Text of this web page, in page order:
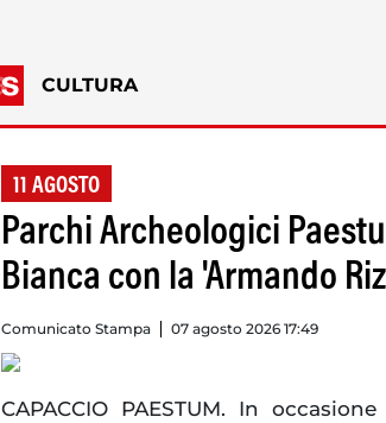
CULTURA
11 AGOSTO
Parchi Archeologici
Bianca con la 'Armando
Comunicato Stampa 07 agosto 2026 17:49
CAPACCIO PAESTUM. In